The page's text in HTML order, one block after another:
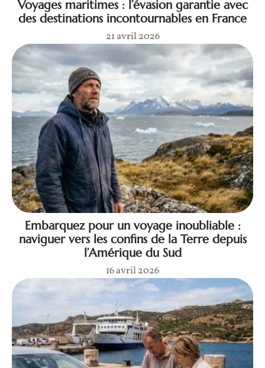
Voyages maritimes : l’évasion garantie avec
des destinations incontournables en France
21 avril 2026
Embarquez pour un voyage inoubliable :
naviguer vers les confins de la Terre depuis
l’Amérique du Sud
16 avril 2026